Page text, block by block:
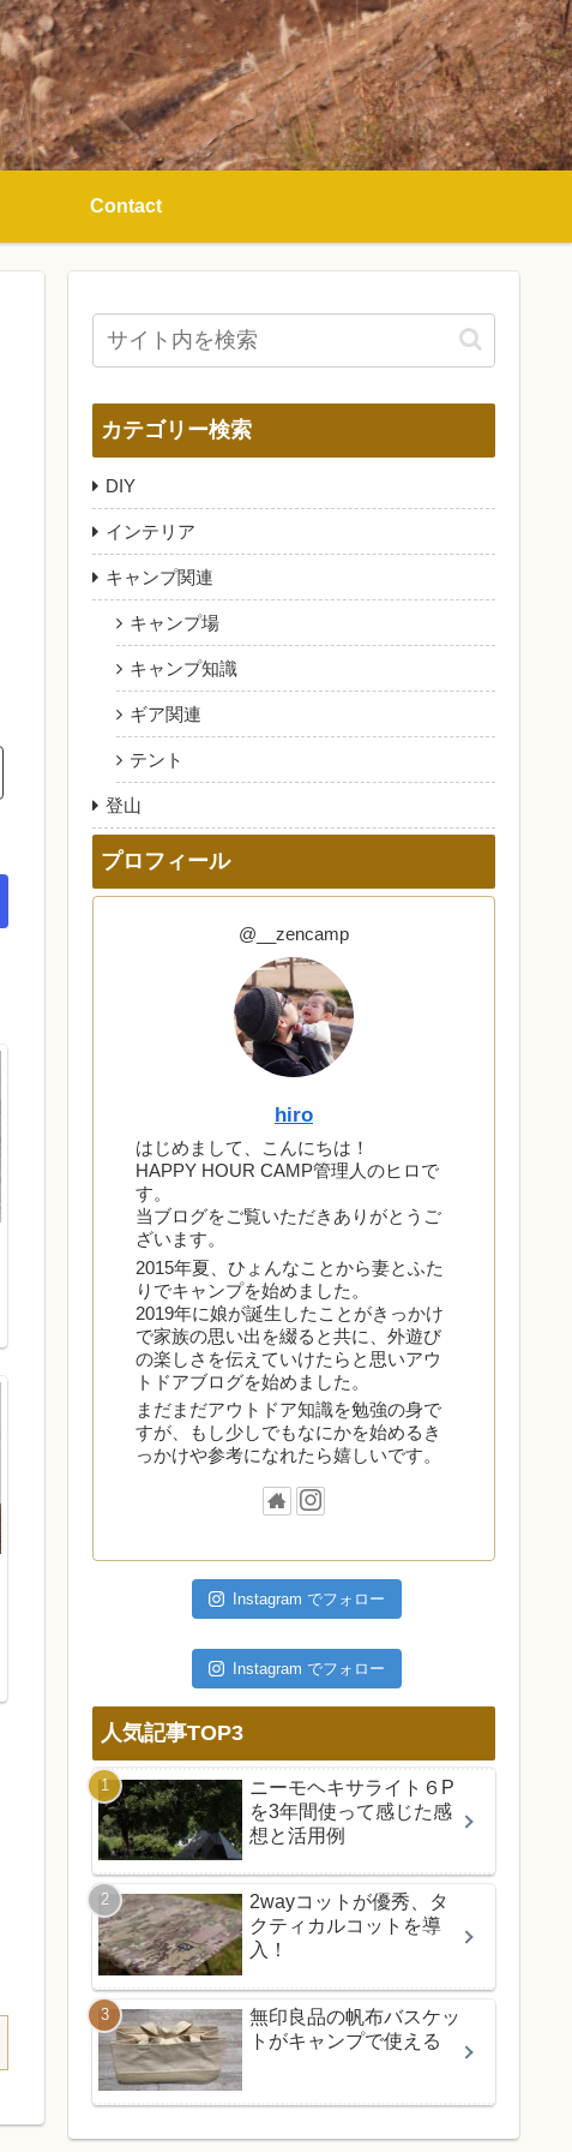
Contact
カテゴリー検索
DIY
インテリア
キャンプ関連
キャンプ場
キャンプ知識
ギア関連
テント
登山
プロフィール
@__zencamp
hiro
はじめまして、こんにちは！
HAPPY HOUR CAMP管理人のヒロで
す。
当ブログをご覧いただきありがとうご
ざいます。
2015年夏、ひょんなことから妻とふた
りでキャンプを始めました。
2019年に娘が誕生したことがきっかけ
で家族の思い出を綴ると共に、外遊び
の楽しさを伝えていけたらと思いアウ
トドアブログを始めました。
まだまだアウトドア知識を勉強の身で
すが、もし少しでもなにかを始めるき
っかけや参考になれたら嬉しいです。
Instagram でフォロー
Instagram でフォロー
人気記事TOP3
ニーモヘキサライト６P
を3年間使って感じた感
想と活用例
2wayコットが優秀、タ
クティカルコットを導
入！
無印良品の帆布バスケッ
トがキャンプで使える